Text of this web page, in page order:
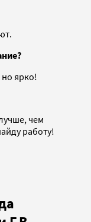
ярко!
чем
работу!